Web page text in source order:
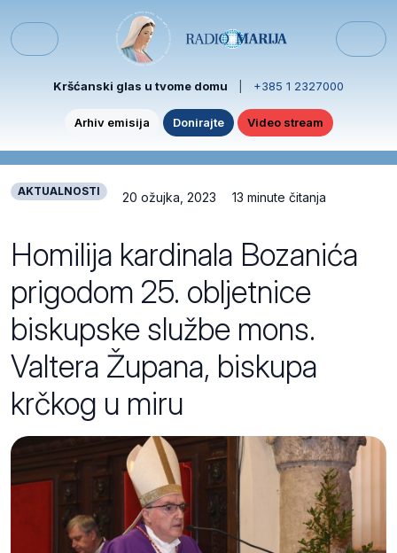
Menu
Kršćanski glas u tvome domu +385 1 2327000
Arhiv emisija Donirajte Video stream
AKTUALNOSTI 20 ožujka, 2023 13 minute čitanja
Homilija kardinala Bozanića
prigodom 25. obljetnice
biskupske službe mons.
Valtera Župana, biskupa
krčkog u miru